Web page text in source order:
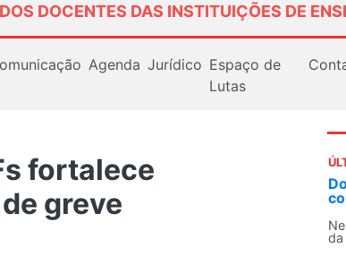
DOCENTES DAS INSTITUIÇÕES DE
Agenda Jurídico Espaço de
Lutas
fortalece
greve
Docentes paralisam novamente as atividades
contra as políticas de Milei na Argentina
Nessa segunda-feira (3), sindicatos de docentes
O